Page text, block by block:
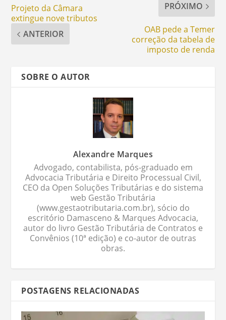
Projeto da Câmara
extingue nove tributos
ANTERIOR
PRÓXIMO
OAB pede a Temer
correção da tabela de
imposto de renda
SOBRE O AUTOR
Alexandre Marques
Advogado, contabilista, pós-graduado em
Advocacia Tributária e Direito Processual Civil,
CEO da Open Soluções Tributárias e do sistema
web Gestão Tributária
(www.gestaotributaria.com.br), sócio do
escritório Damasceno & Marques Advocacia,
autor do livro Gestão Tributária de Contratos e
Convênios (10ª edição) e co-autor de outras
obras.
POSTAGENS RELACIONADAS